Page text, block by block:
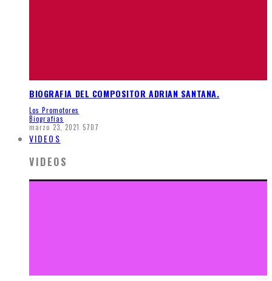
BIOGRAFIA DEL COMPOSITOR ADRIAN SANTANA.
Los Promotores
Biografias
marzo 23, 2021 5707
VIDEOS
VIDEOS